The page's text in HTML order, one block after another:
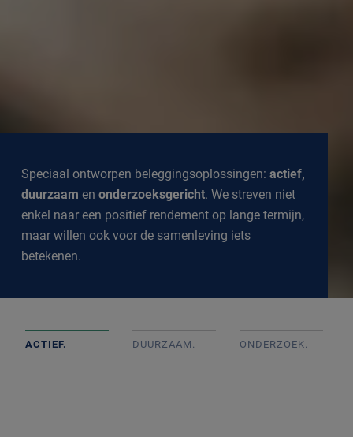
Speciaal ontworpen beleggingsoplossingen: actief,
duurzaam en onderzoeksgericht. We streven niet
enkel naar een positief rendement op lange termijn,
maar willen ook voor de samenleving iets
betekenen.
ACTIEF. DUURZAAM. ONDERZOEK.